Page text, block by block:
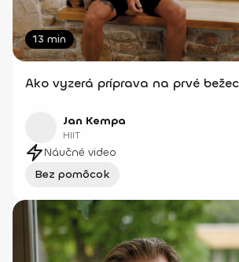
13 min
Ako vyzerá príprava na prvé
Jan Kempa
HIIT
Náučné video
Bez pomôcok